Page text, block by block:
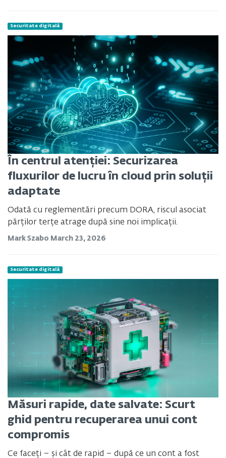
Securitate digitală
În centrul atenției: Securizarea
fluxurilor de lucru în cloud prin soluții
adaptate
Odată cu reglementări precum DORA, riscul asociat
părților terțe atrage după sine noi implicații.
Mark Szabo March 23, 2026
Securitate digitală
Măsuri rapide, date salvate: Scurt
ghid pentru recuperarea unui cont
compromis
Ce faceți – și cât de rapid – după ce un cont a fost